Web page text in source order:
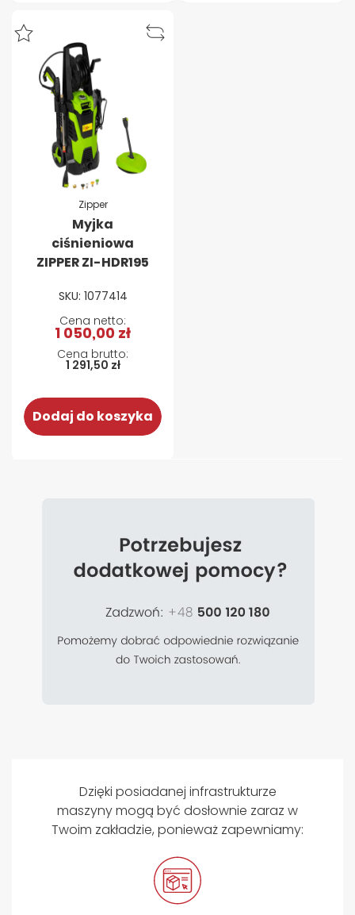
Zipper
Myjka
ciśnieniowa
ZIPPER ZI-HDR195
SKU: 1077414
1 291,50 zł
1 050,00 zł
Dodaj do koszyka
Dzięki posiadanej infrastrukturze
maszyny mogą być dosłownie zaraz w
Twoim zakładzie, ponieważ zapewniamy: